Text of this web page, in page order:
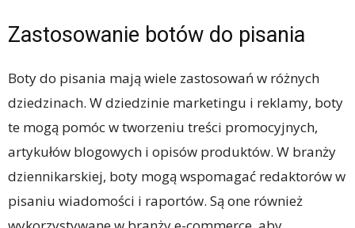
Zastosowanie botów do pisania
Boty do pisania mają wiele zastosowań w różnych
dziedzinach. W dziedzinie marketingu i reklamy, boty
te mogą pomóc w tworzeniu treści promocyjnych,
artykułów blogowych i opisów produktów. W branży
dziennikarskiej, boty mogą wspomagać redaktorów w
pisaniu wiadomości i raportów. Są one również